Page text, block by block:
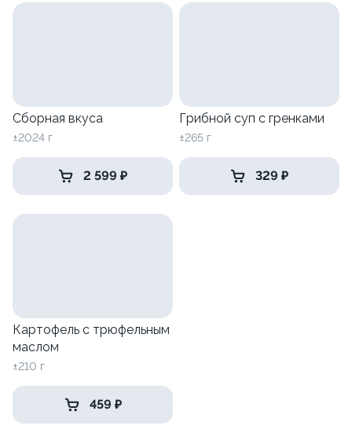
Сборная вкуса
±2024 г
2 599 ₽
Грибной суп с гренками
±265 г
329 ₽
Картофель с трюфельным
маслом
±210 г
459 ₽